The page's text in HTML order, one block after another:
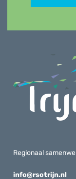
Regionaal
info@rsotrijn.nl